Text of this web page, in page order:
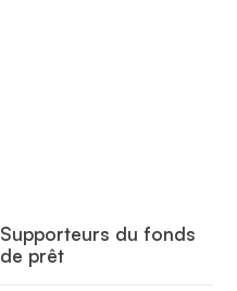
Supporteurs du fonds
de prêt